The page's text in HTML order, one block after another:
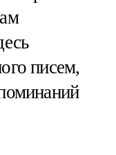
писем,